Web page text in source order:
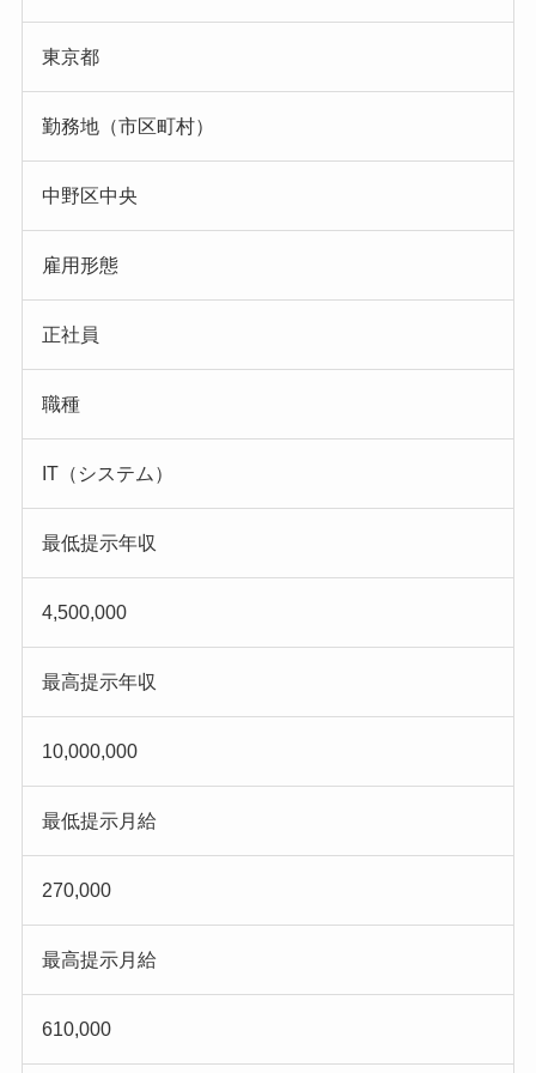
東京都
勤務地（市区町村）
中野区中央
雇用形態
正社員
職種
IT（システム）
最低提示年収
4,500,000
最高提示年収
10,000,000
最低提示月給
270,000
最高提示月給
610,000